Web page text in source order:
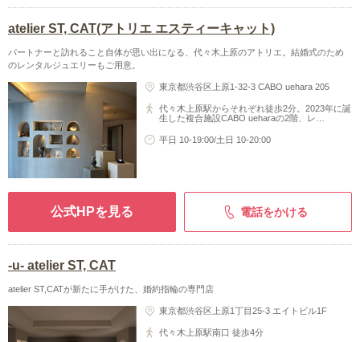
atelier ST, CAT(アトリエ エスティーキャット)
パートナーと訪れること自体が思い出になる、代々木上原のアトリエ。結婚式のため
のレンタルジュエリーもご用意。
東京都渋谷区上原1-32-3 CABO uehara 205
代々木上原駅からそれぞれ徒歩2分。2023年に誕
生した複合施設CABO ueharaの2階、レ…
平日 10-19:00/土日 10-20:00
公式HPを見る 電話をかける
-u- atelier ST, CAT
atelier ST,CATが新たに手がけた、婚約指輪の専門店
東京都渋谷区上原1丁目25-3 エイトビル1F
代々木上原駅南口 徒歩4分